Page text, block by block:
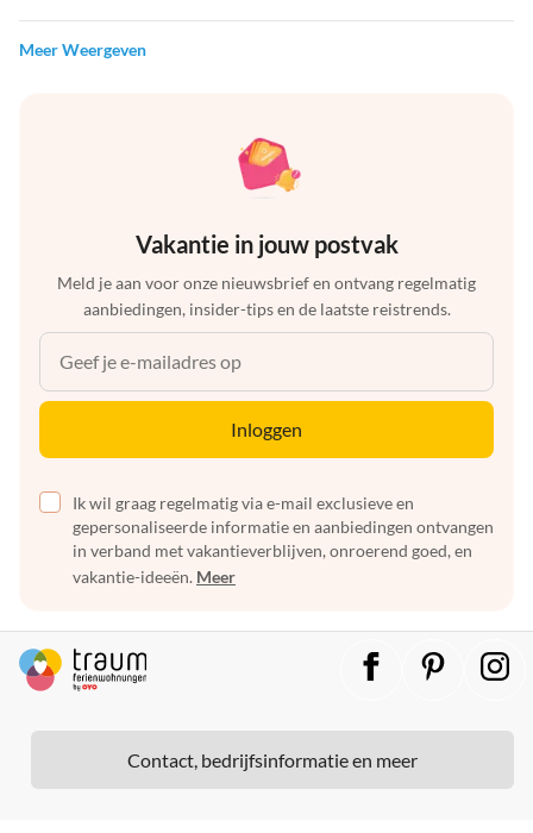
Meer Weergeven
Vakantie in jouw postvak
Meld je aan voor onze nieuwsbrief en ontvang regelmatig
aanbiedingen, insider-tips en de laatste reistrends.
Inloggen
Ik wil graag regelmatig via e-mail exclusieve en
gepersonaliseerde informatie en aanbiedingen ontvangen
in verband met vakantieverblijven, onroerend goed, en
vakantie-ideeën. Meer
Contact, bedrijfsinformatie en meer